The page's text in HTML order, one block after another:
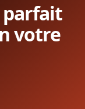
parfait
votre